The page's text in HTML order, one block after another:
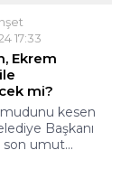
17:33
Ekrem
mi?
kesen
Başkanı
umut...